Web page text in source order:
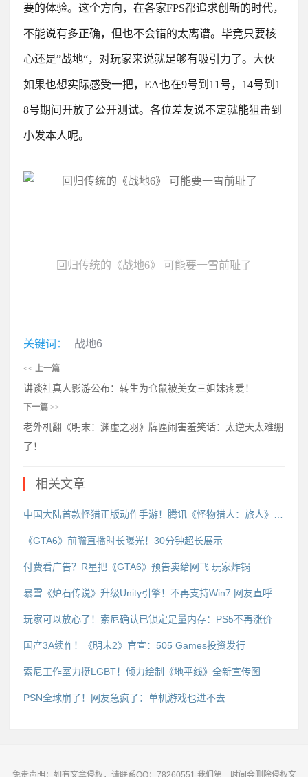
要的体验。 这个方向，在各家FPS都追求创新的时代，
不能说有多正确，但也不会错的太离谱。 毕竟只要核
心还是”战地“，对玩家来说就足够有吸引力了。 大伙
如果也想实际感受一把，EA也在9号到11号，14号到1
8号期间开放了公开测试。 各位差友说不定就能狙击到
小发本人呢。
回归传统的《战地6》 可能要一雪前耻了
关键词： 战地6
<< 上一篇
讲谈社真人影游公布：转生为仓鼠被美女三姐妹疼爱！
下一篇 >>
老外机翻《明末：渊虚之羽》牌匾闹害羞笑话：太逆天太难绷
了！
相关文章
《GTA6》前瞻直播时长曝光！30分钟超长展示
付费看广告？R星把《GTA6》预告卖给网飞 玩家炸锅
玩家可以放心了！索尼确认已锁定足量内存：PS5不再涨价
国产3A续作！《明末2》官宣：505 Games投资发行
索尼工作室力挺LGBT！倾力绘制《地平线》全新宣传图
PSN全球崩了！网友急疯了：单机游戏也进不去
免责声明：如有文章侵权，请联系QQ：78260551 我们第一时间会删除侵权文